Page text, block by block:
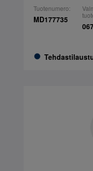
Tuotenumero:
MD177735